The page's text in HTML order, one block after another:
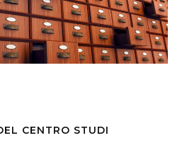
CENTRO STUDI